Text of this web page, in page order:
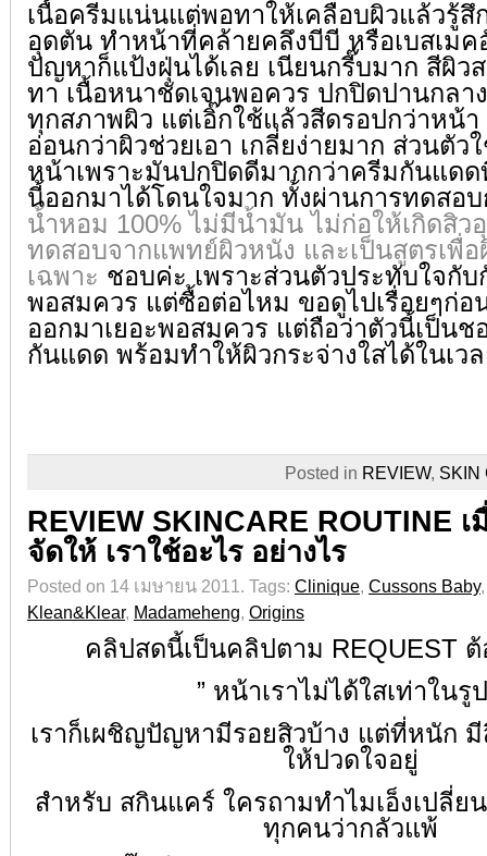
เนื้อครีมแน่นแต่พอทาให้เคลือบผิวแล้วรู้สึ
อุดตัน ทำหน้าที่คล้ายคลึงบีบี หรือเบสเม
ปัญหาก็แป้งฝุ่นได้เลย เนียนกรี๊บมาก สีผิว
ทา เนื้อหนาชัดเจนพอควร ปกปิดปานกลา
ทุกสภาพผิว แต่เอิ๊กใช้แล้วสีดรอปกว่าหน้า
อ่อนกว่าผิวช่วยเอา เกลี่ยง่ายมาก ส่วนตัว
หน้าเพราะมันปกปิดดีมากกว่าครีมกันแดด
นี้ออกมาได้โดนใจมาก ทั้งผ่านการทดสอ
น้ำหอม 100% ไม่มีน้ำมัน ไม่ก่อให้เกิดสิว
ทดสอบจากแพทย์ผิวหนัง และเป็นสูตรเพื่อ
เฉพาะ ชอบค่ะ เพราะส่วนตัวประทับใจกั
พอสมควร แต่ซื้อต่อไหม ขอดูไปเรื่อยๆก่อ
ออกมาเยอะพอสมควร แต่ถือว่าตัวนี้เป็นช
กันแดด พร้อมทำให้ผิวกระจ่างใสได้ในเว
Posted in REVIEW, SKIN
REVIEW SKINCARE ROUTINE
จัดให้ เราใช้อะไร อย่างไร
Posted on 14 เมษายน 2011. Tags: Clinique, Cussons Baby
Klean&Klear, Madameheng, Origins
คลิปสดนี้เป็นคลิปตาม REQUEST
” หน้าเราไม่ได้ใสเท่าในรู
เราก็เผชิญปัญหามีรอยสิวบ้าง แต่ที่หนัก
ให้ปวดใจอยู่
สำหรับ สกินแคร์ ใครถามทำไมเอ็งเปลี่ย
ทุกคนว่ากลัวแพ้